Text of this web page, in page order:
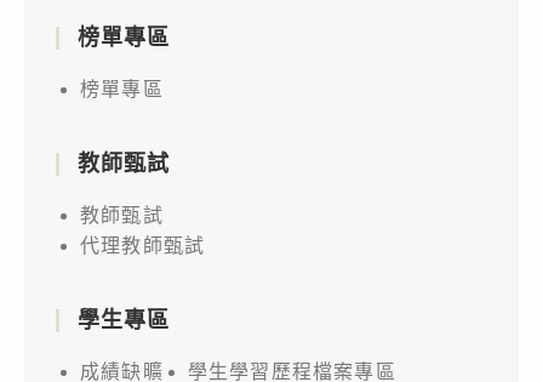
榜單專區
榜單專區
教師甄試
教師甄試
代理教師甄試
學生專區
成績缺曠 學生學習歷程檔案專區